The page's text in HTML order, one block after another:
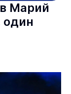
Марий
один